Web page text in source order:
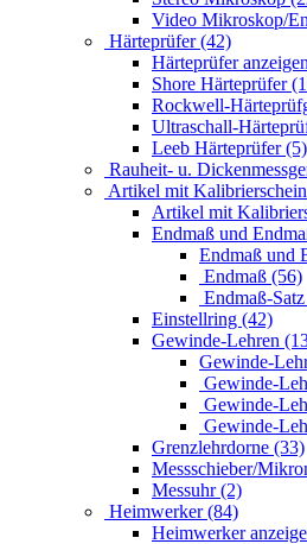
Video Mikroskop/
Härteprüfer (42)
Härteprüfer anzeigen
Shore Härteprüfer
Rockwell-
Ultraschall-
Leeb Härteprüfer (5)
Rauheit- u.
Artikel mit
Artikel mit
Endmaß und
Endmaß und
Endmaß (56)
Endmaß-
Einstellring (42)
Gewinde-Lehren
Gewinde-
Gewinde-
Gewinde-
Gewinde-
Grenzlehrdorne (33)
Messschieber/
Messuhr (2)
Heimwerker (84)
Heimwerker